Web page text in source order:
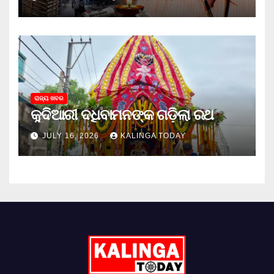
ରାଜ୍ୟ ଖବର
କୁଦିଆରୀ ଦଧିବାମନଙ୍କ ଗଡ଼ିଲା ରଥ
JULY 16, 2026 KALINGA TODAY